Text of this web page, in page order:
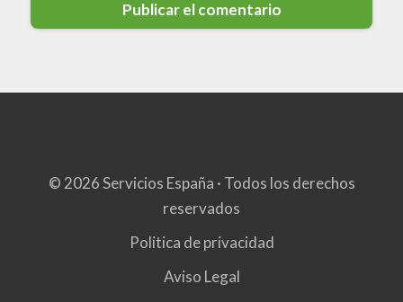
© 2026 Servicios España · Todos los derechos
reservados
Politica de privacidad
Aviso Legal